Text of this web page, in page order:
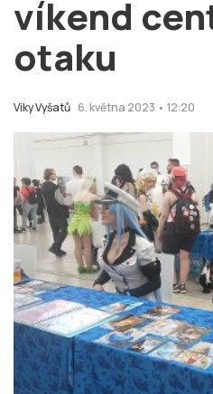
login PŘIHLÁSIT SE
Zapomněli jste heslo?
víkend
otaku
Viky Vyšatů 6. května 2023 • 12:20